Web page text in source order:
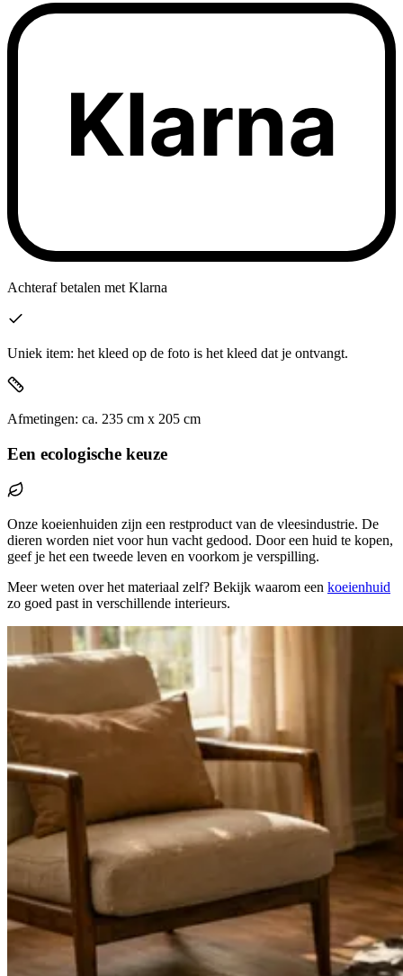
Klarna
Achteraf betalen met Klarna
Uniek item: het kleed op de foto is het kleed dat je ontvangt.
Afmetingen: ca. 235 cm x 205 cm
Een ecologische keuze
Onze koeienhuiden zijn een restproduct van de vleesindustrie. De
dieren worden niet voor hun vacht gedood. Door een huid te kopen,
geef je het een tweede leven en voorkom je verspilling.
Meer weten over het materiaal zelf? Bekijk waarom een koeienhuid
zo goed past in verschillende interieurs.